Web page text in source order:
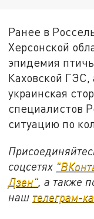
Ранее в
Херсонской
эпидемия
Каховской ГЭС,
украинская
специалистов
ситуацию по
соцсетях
Дзен", а также
наш телеграм-